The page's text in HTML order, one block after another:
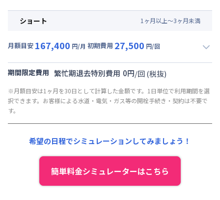
その他費用 :
月額賃料目安(30日利用)
光熱費他 : 24,000円/月 (800円/日) (税抜)
その他費用 :
ショート 1 ヶ月以上～3ヶ月未満
月額目安 167,400 円/月 初期費用 27,500 円/回
月額賃料目安(30日利用)
光熱費他 : 24,000円/月 (800円/日) (税抜)
清掃料他 :
その他費用 :
期間限定費用 繁忙期退去特別費用 0円/回(税抜)
※月額目安は1ヶ月を30日として計算した金額です。1日単位で利用期間を選
択できます。お客様による水道・電気・ガス等の開栓手続き・契約は不要で
す。
希望の日程でシミュレーションしてみましょう！
簡単料金シミュレーターはこちら